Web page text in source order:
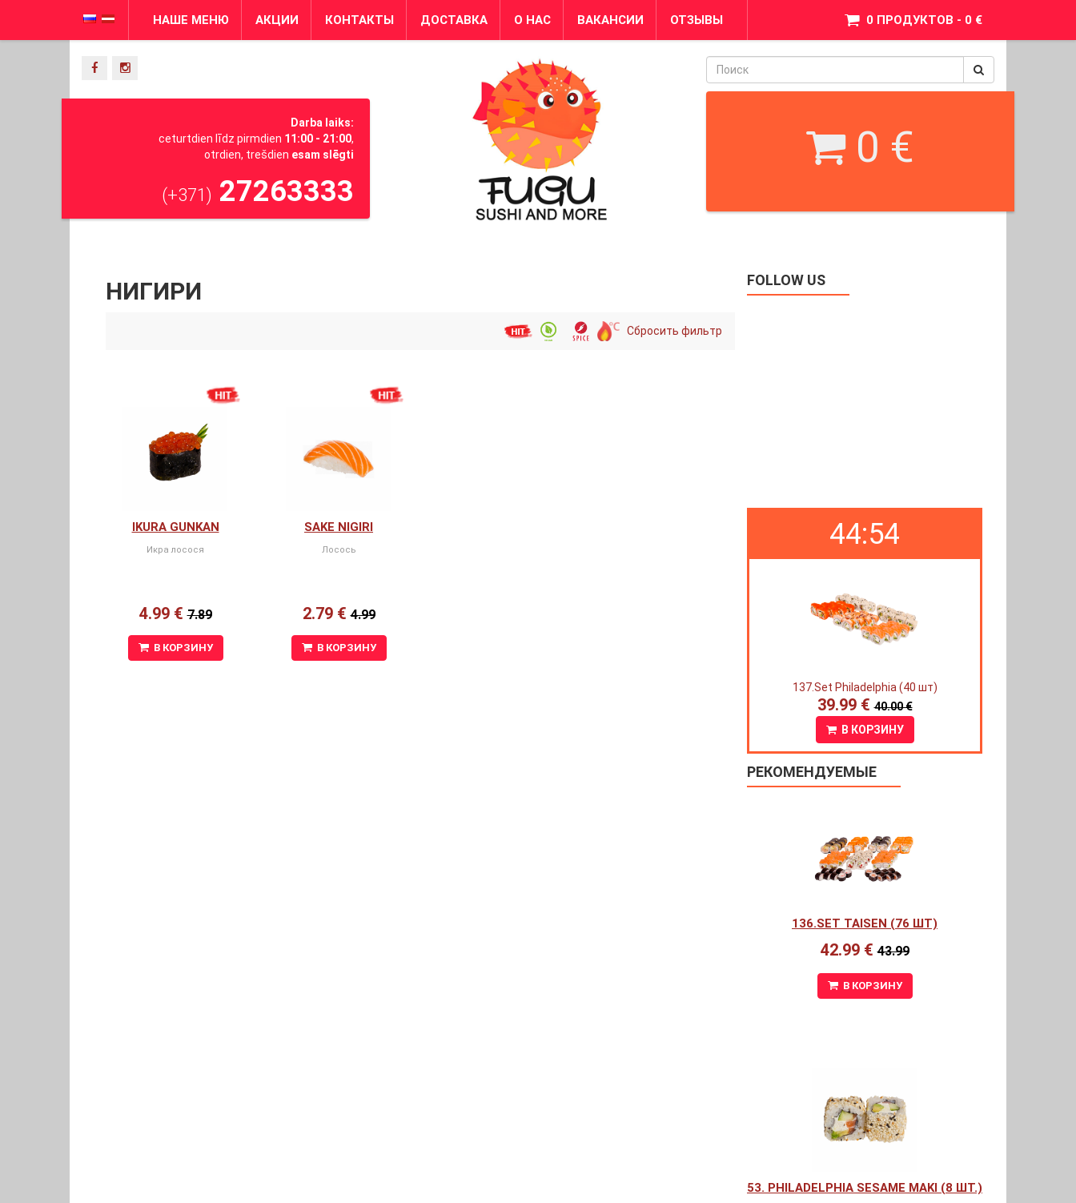
0 ПРОДУКТОВ - 0 €
НАШЕ МЕНЮ АКЦИИ КОНТАКТЫ ДОСТАВКА О НАС ВАКАНСИИ ОТЗЫВЫ
Darba laiks:
ceturtdien līdz pirmdien 11:00 - 21:00,
otrdien, trešdien esam slēgti
(+371) 27263333
0 €
НИГИРИ
Сбросить фильтр
IKURA GUNKAN
Икра лосося
4.99 €7.89
В КОРЗИНУ
SAKE NIGIRI
Лосось
2.79 €4.99
В КОРЗИНУ
FOLLOW US
44:53
137.Set Philadelphia (40 шт)
39.99 €40.00 €
В КОРЗИНУ
РЕКОМЕНДУЕМЫЕ
136.SET TAISEN (76 ШТ)
42.99 €43.99
В КОРЗИНУ
53. PHILADELPHIA SESAME MAKI (8 ШТ.)